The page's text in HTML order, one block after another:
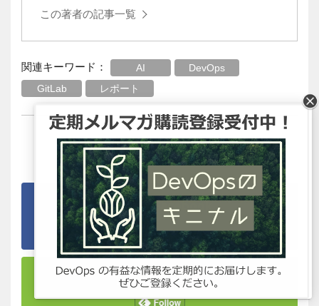
この著者の記事一覧
関連キーワード： AI
DevOps
GitLab
レポート
DevOps Hubのアカウントをフォローして
更新情報を受け取る
Like on Facebook
Like on Feedly